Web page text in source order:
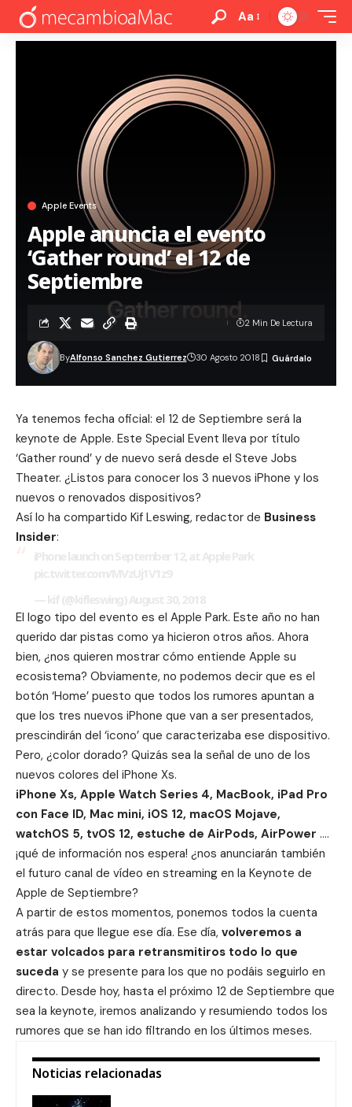
Aa
Apple Events
Apple anuncia el evento
‘Gather round’ el 12 de
Septiembre
ByAlfonso Sanchez Gutierrez 30 Agosto 2018
2 Min De Lectura
Ya tenemos fecha oficial: el 12 de Septiembre será la
keynote de Apple. Este Special Event lleva por título
‘Gather round’ y de nuevo será desde el Steve Jobs
Theater. ¿Listos para conocer los 3 nuevos iPhone y los
nuevos o renovados dispositivos?
Así lo ha compartido Kif Leswing, redactor de Business
Insider:
El logo tipo del evento es el Apple Park. Este año no han
querido dar pistas como ya hicieron otros años. Ahora
bien, ¿nos quieren mostrar cómo entiende Apple su
ecosistema? Obviamente, no podemos decir que es el
botón ‘Home’ puesto que todos los rumores apuntan a
que los tres nuevos iPhone que van a ser presentados,
prescindirán del ‘icono’ que caracterizaba ese dispositivo.
Pero, ¿color dorado? Quizás sea la señal de uno de los
nuevos colores del iPhone Xs.
iPhone Xs, Apple Watch Series 4, MacBook, iPad Pro
con Face ID, Mac mini, iOS 12, macOS Mojave,
watchOS 5, tvOS 12, estuche de AirPods, AirPower ….
¡qué de información nos espera! ¿nos anunciarán también
el futuro canal de vídeo en streaming en la Keynote de
Apple de Septiembre?
A partir de estos momentos, ponemos todos la cuenta
atrás para que llegue ese día. Ese día, volveremos a
estar volcados para retransmitiros todo lo que
suceda y se presente para los que no podáis seguirlo en
directo. Desde hoy, hasta el próximo 12 de Septiembre que
sea la keynote, iremos analizando y resumiendo todos los
rumores que se han ido filtrando en los últimos meses.
Noticias relacionadas